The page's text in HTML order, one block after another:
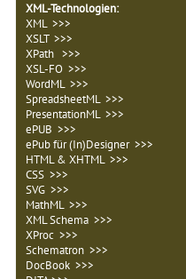
XML-Technologien:
XML >>>
XSLT >>>
XPath >>>
XSL-FO >>>
WordML >>>
SpreadsheetML >>>
PresentationML >>>
ePUB >>>
ePub für (In)Designer >>>
HTML & XHTML >>>
CSS >>>
SVG >>>
MathML >>>
XML Schema >>>
XProc >>>
Schematron >>>
DocBook >>>